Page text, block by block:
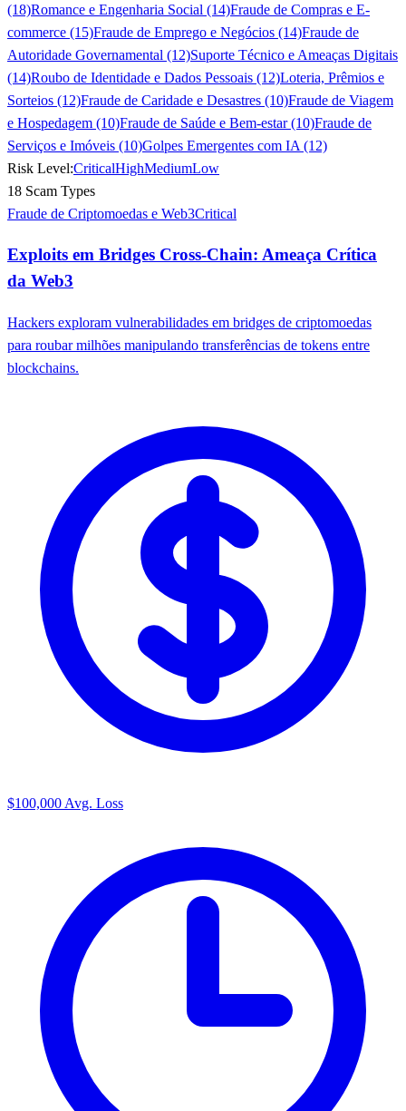
(18)Romance e Engenharia Social (14)Fraude de Compras e E-
commerce (15)Fraude de Emprego e Negócios (14)Fraude de
Autoridade Governamental (12)Suporte Técnico e Ameaças Digitais
(14)Roubo de Identidade e Dados Pessoais (12)Loteria, Prêmios e
Sorteios (12)Fraude de Caridade e Desastres (10)Fraude de Viagem
e Hospedagem (10)Fraude de Saúde e Bem-estar (10)Fraude de
Serviços e Imóveis (10)Golpes Emergentes com IA (12)
Risk Level:CriticalHighMediumLow
18 Scam Types
Fraude de Criptomoedas e Web3Critical
Exploits em Bridges Cross-Chain: Ameaça Crítica
da Web3
Hackers exploram vulnerabilidades em bridges de criptomoedas
para roubar milhões manipulando transferências de tokens entre
blockchains.
$100,000 Avg. Loss